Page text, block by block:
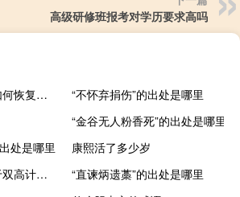
高级研修班报考对学历要求高吗
驾驶证吊销两年后如何恢复驾驶证
“不怀弃捐伤”的出处是哪里
“金谷无人粉香死”的出处是哪里
处是哪里
康熙活了多少岁
内蒙古师范大学属于双高计划院校吗
“直谏炳遗藁”的出处是哪里